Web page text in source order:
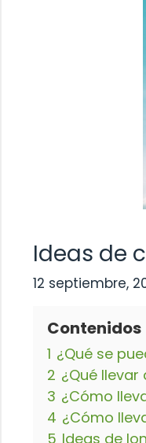
Ideas de
12 septiembre,
Contenidos
1 ¿Qué se
2 ¿Qué
3 ¿Cómo
4 ¿Cómo
5 Ideas de